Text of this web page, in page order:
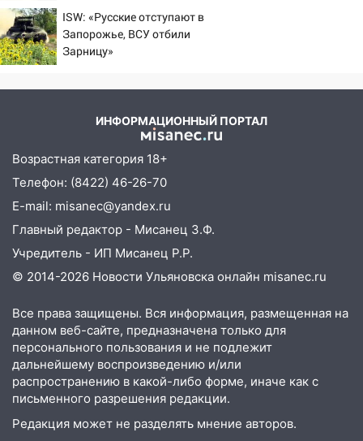
13:00
«Благоприятный период для
новых начинаний: гороскоп для всех
знаков зодиака на неделю с 10 по 16
августа
13:00 На проспекте Тюленева в
Ульяновске образовалось «море»
В Ульяновской области ожидается
крупный град
12:11 Где есть бензин в Ульяновске 9
августа: список АЗС
11:55 Соцсети: светофор упал на
машину во время сильного ливня в
Ульяновске
В Ульяновской области люди в
СНТ сидят без света
10:13 Прокуратура подвела итоги
недели в Ульяновской области
09:18 Из-за ливня заблокировано
движение трамваев в Ульяновске
Нижнекамске 10/08/2026
– Новости
ISW: «Русские отступают в
Запорожье, ВСУ отбили
Зарницу»
ИНФОРМАЦИОННЫЙ ПОРТАЛ
Возрастная категория 18+
Телефон: (8422) 46-26-70
E-mail: misanec@yandex.ru
Главный редактор - Мисанец З.Ф.
Учредитель - ИП Мисанец Р.Р.
© 2014-2026 Новости Ульяновска онлайн misanec.ru
Все права защищены. Вся информация, размещенная на
данном веб-сайте, предназначена только для
персонального пользования и не подлежит
дальнейшему воспроизведению и/или
распространению в какой-либо форме, иначе как с
письменного разрешения редакции.
Редакция может не разделять мнение авторов.